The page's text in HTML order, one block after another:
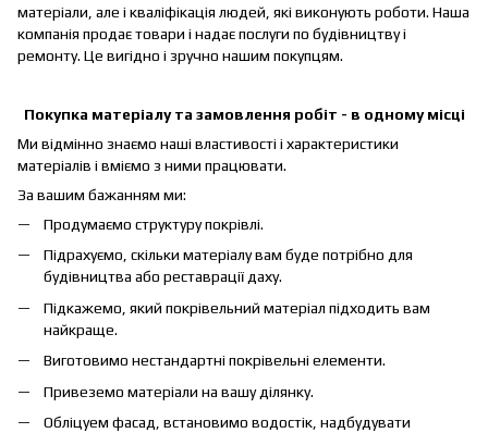
матеріали, але і кваліфікація людей, які виконують роботи. Наша
компанія продає товари і надає послуги по будівництву і
ремонту. Це вигідно і зручно нашим покупцям.
Покупка матеріалу та замовлення робіт - в одному місці
Ми відмінно знаємо наші властивості і характеристики
матеріалів і вміємо з ними працювати.
За вашим бажанням ми:
Продумаємо структуру покрівлі.
Підрахуємо, скільки матеріалу вам буде потрібно для
будівництва або реставрації даху.
Підкажемо, який покрівельний матеріал підходить вам
найкраще.
Виготовимо нестандартні покрівельні елементи.
Привеземо матеріали на вашу ділянку.
Обліцуем фасад, встановимо водостік, надбудувати